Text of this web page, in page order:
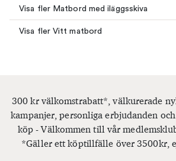
Visa fler Matbord med iläggsskiva
Visa fler Vitt matbord
300 kr välkomstrabatt*, välkurerade
kampanjer, personliga erbjudanden
köp - Välkommen till vår
*Gäller ett köptillfälle över 3500kr,